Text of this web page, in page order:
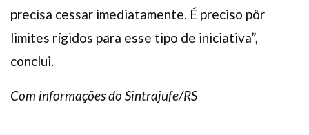
precisa cessar imediatamente. É preciso pôr
limites rígidos para esse tipo de iniciativa”,
conclui.
Com informações do Sintrajufe/RS